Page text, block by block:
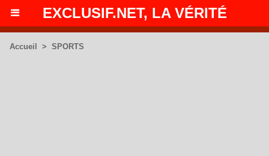
EXCLUSIF.NET, LA VÉRITÉ
Accueil > SPORTS